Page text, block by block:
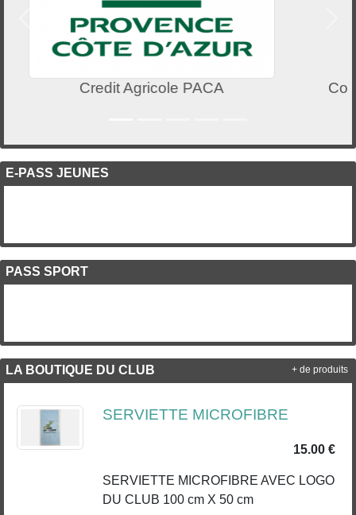
Communauté de Communes - Pays de Fayence
Précedent
E-PASS JEUNES
PASS SPORT
LA BOUTIQUE DU CLUB
SERVIETTE MICROFIBRE
15.00 €
SERVIETTE MICROFIBRE AVEC LOGO
DU CLUB 100 cm X 50 cm
+ de produits